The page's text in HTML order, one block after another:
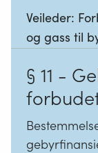
Veileder:
og gass til
§ 11 -